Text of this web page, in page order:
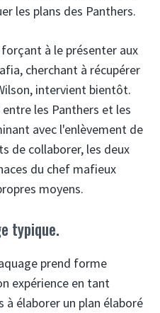
les plans des Panthers.
à le présenter aux
cherchant à récupérer
intervient bientôt.
les Panthers et les
avec l'enlèvement de
de collaborer, les deux
du chef mafieux
moyens.
typique.
prend forme
expérience en tant
à élaborer un plan élaboré